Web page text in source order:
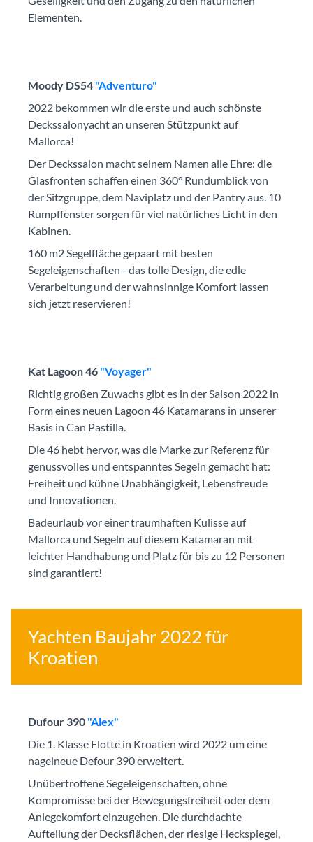
Elementen.
Moody DS54 "Adventuro"
2022 bekommen wir die erste und auch schönste
Deckssalonyacht an unseren Stützpunkt auf
Mallorca!
Der Deckssalon macht seinem Namen alle Ehre: die
Glasfronten schaffen einen 360° Rundumblick von
der Sitzgruppe, dem Naviplatz und der Pantry aus. 10
Rumpffenster sorgen für viel natürliches Licht in den
Kabinen.
160 m2 Segelfläche gepaart mit besten
Segeleigenschaften - das tolle Design, die edle
Verarbeitung und der wahnsinnige Komfort lassen
sich jetzt reservieren!
Kat Lagoon 46 "Voyager"
Richtig großen Zuwachs gibt es in der Saison 2022 in
Form eines neuen Lagoon 46 Katamarans in unserer
Basis in Can Pastilla.
Die 46 hebt hervor, was die Marke zur Referenz für
genussvolles und entspanntes Segeln gemacht hat:
Freiheit und kühne Unabhängigkeit, Lebensfreude
und Innovationen.
Badeurlaub vor einer traumhaften Kulisse auf
Mallorca und Segeln auf diesem Katamaran mit
leichter Handhabung und Platz für bis zu 12 Personen
sind garantiert!
Yachten Baujahr 2022 für
Kroatien
Dufour 390 "Alex"
Die 1. Klasse Flotte in Kroatien wird 2022 um eine
nagelneue Defour 390 erweitert.
Unübertroffene Segeleigenschaften, ohne
Kompromisse bei der Bewegungsfreiheit oder dem
Anlegekomfort einzugehen. Die durchdachte
Aufteilung der Decksflächen, der riesige Heckspiegel,